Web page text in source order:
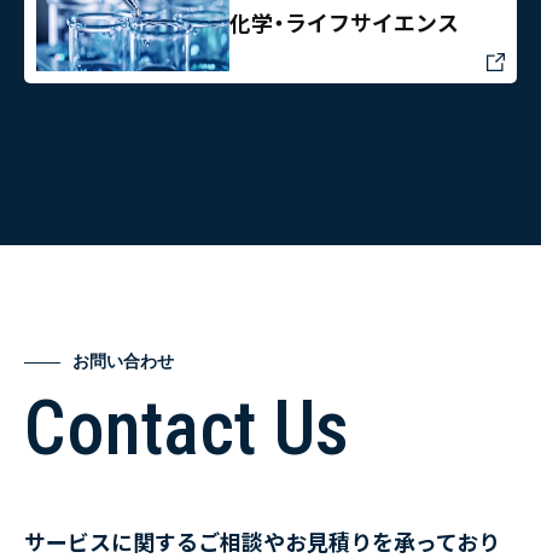
化学・ライフサイエンス
お問い合わせ
Contact Us
サービスに関するご相談やお見積りを承っており